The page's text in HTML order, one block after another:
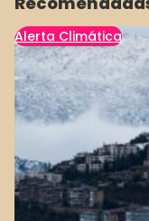
Alerta Climática